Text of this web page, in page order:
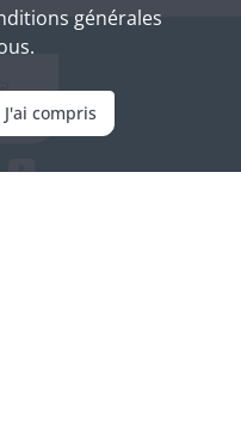
générales
J'ai compris